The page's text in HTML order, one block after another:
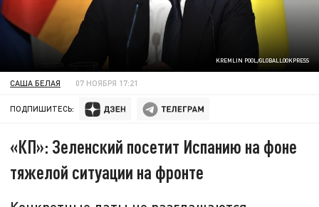
KREMLIN POOL/GLOBALLOOKPRESS
САША БЕЛАЯ 07 НОЯБРЯ 17:21
ПОДПИШИТЕСЬ:
«КП»: Зеленский посетит Испанию на фоне
тяжелой ситуации на фронте